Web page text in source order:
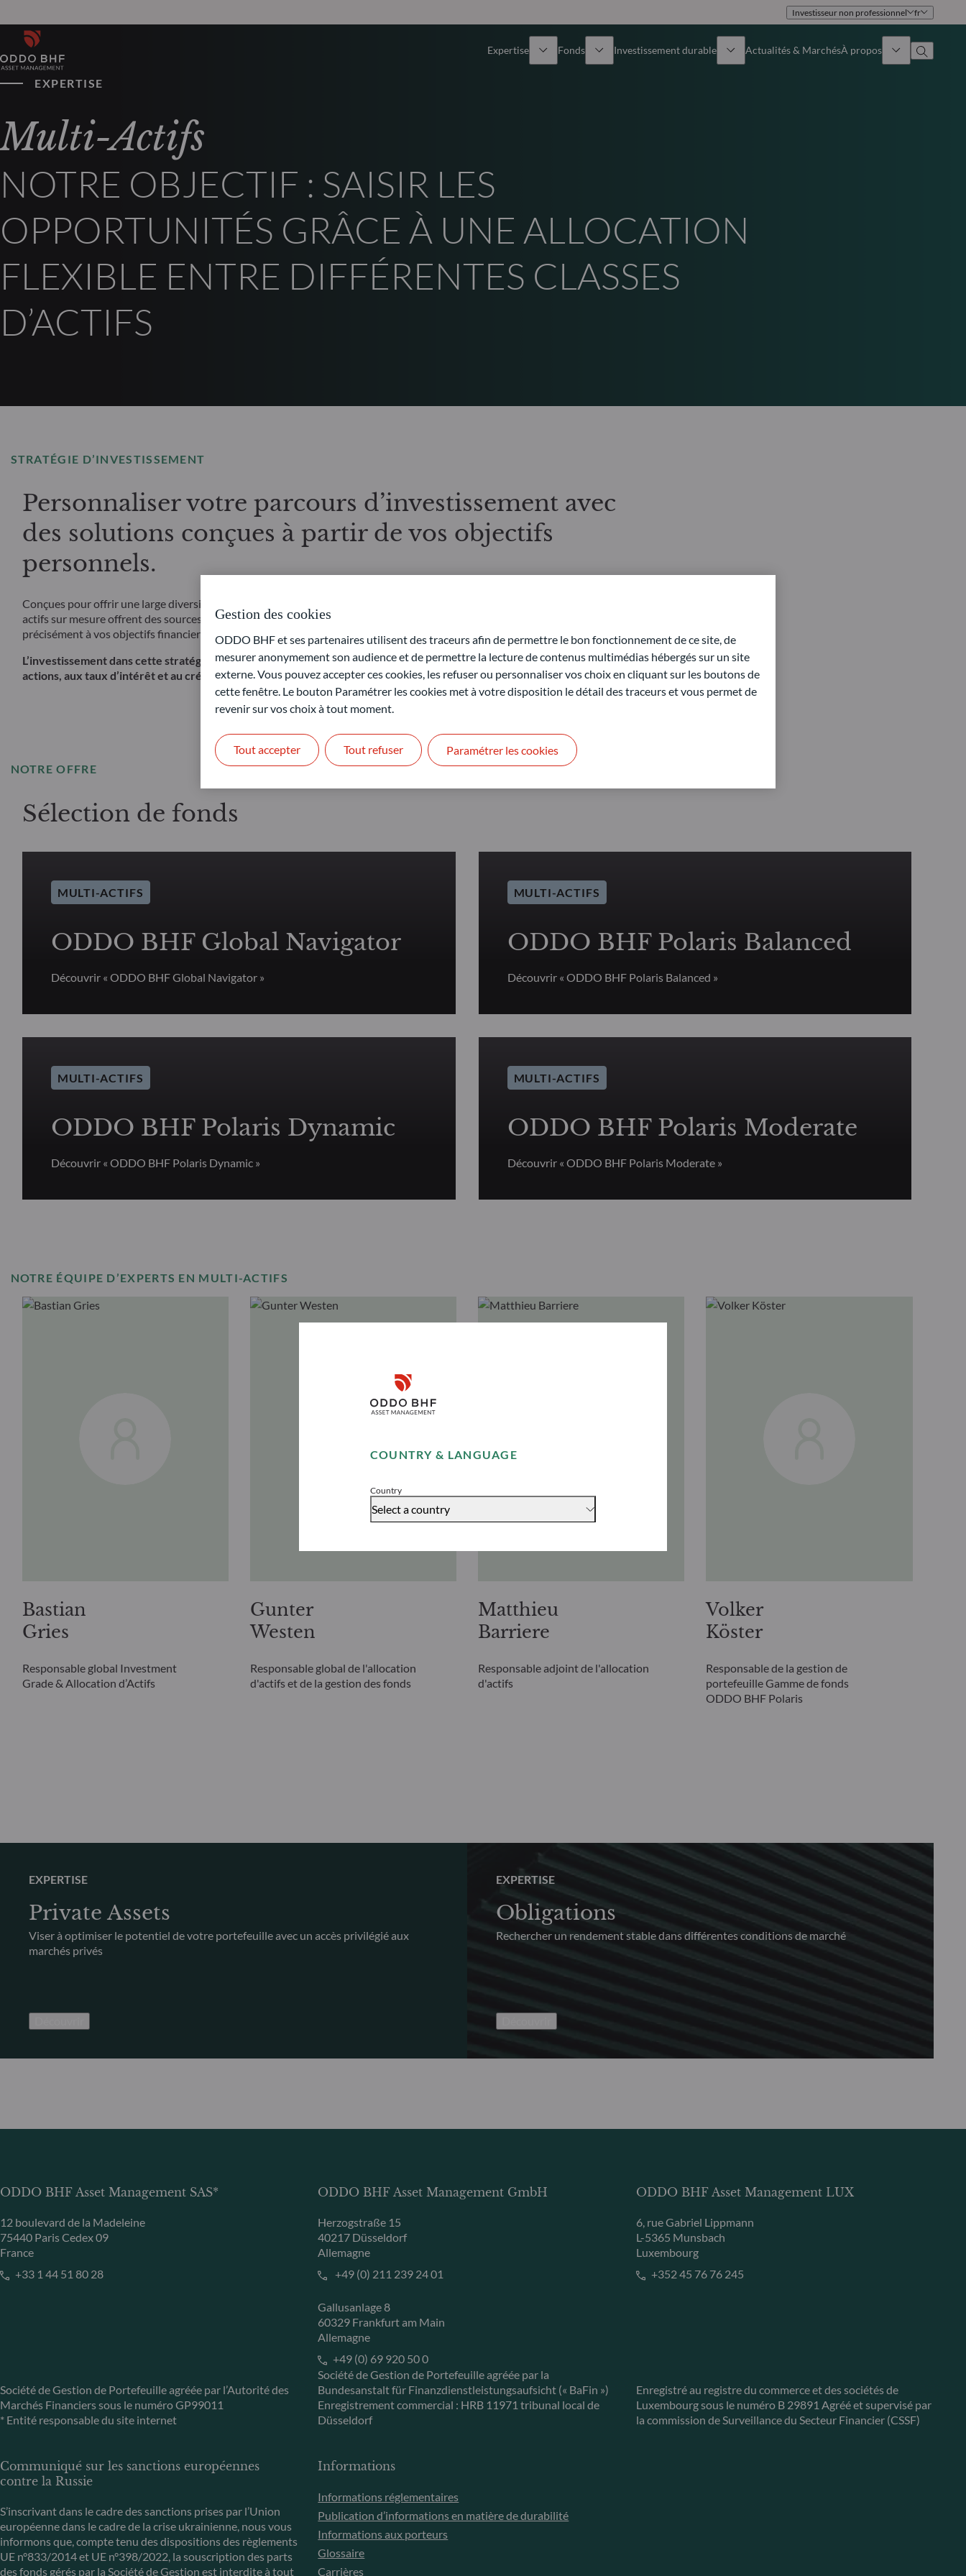
COUNTRY & LANGUAGE
Country
Select a country
Disclaimer
Accept
Investisseur non professionnel fr
Expertise
Obligations
Multi-Actifs
ETF actifs
Fonds Investissement durable Actualités & MarchésÀ propos
EXPERTISE
Multi-Actifs
NOTRE OBJECTIF : SAISIR LES
OPPORTUNITÉS GRÂCE À UNE ALLOCATION
FLEXIBLE ENTRE DIFFÉRENTES CLASSES
D’ACTIFS
STRATÉGIE D’INVESTISSEMENT
Personnaliser votre parcours d’investissement avec
des solutions conçues à partir de vos objectifs
personnels.
Conçues pour offrir une large diversification, une allocation flexible et un accès à plusieurs classes d’actifs, nos solutions multi-
actifs sur mesure offrent des sources de rendement potentiel variées, évoluent en fonction des marchés et s’adaptent
précisément à vos objectifs financiers personnels.
L’investissement dans cette stratégie présente notamment un risque de perte en capital ainsi que des risques liés aux
actions, aux taux d’intérêt et au crédit. Il ne s’agit pas d’une recommandation d’investissement.
NOTRE OFFRE
Sélection de fonds
MULTI-ACTIFS
ODDO BHF Global Navigator
Découvrir « ODDO BHF Global Navigator »
MULTI-ACTIFS
ODDO BHF Polaris Balanced
Découvrir « ODDO BHF Polaris Balanced »
MULTI-ACTIFS
ODDO BHF Polaris Dynamic
Découvrir « ODDO BHF Polaris Dynamic »
MULTI-ACTIFS
ODDO BHF Polaris Moderate
Découvrir « ODDO BHF Polaris Moderate »
NOTRE ÉQUIPE D’EXPERTS EN MULTI-ACTIFS
Bastian
Gries
Responsable global Investment
Grade & Allocation d’Actifs
Gunter
Westen
Responsable global de l'allocation
d'actifs et de la gestion des fonds
Matthieu
Barriere
Responsable adjoint de l'allocation
d'actifs
Volker
Köster
Responsable de la gestion de
portefeuille Gamme de fonds
ODDO BHF Polaris
EXPERTISE
Private Assets
Viser à optimiser le potentiel de votre portefeuille avec un accès privilégié aux
marchés privés
EXPERTISE
Obligations
Rechercher un rendement stable dans différentes conditions de marché
ODDO BHF Asset Management SAS*
12 boulevard de la Madeleine
75440 Paris Cedex 09
France
+33 1 44 51 80 28
Société de Gestion de Portefeuille agréée par l’Autorité des
Marchés Financiers sous le numéro GP99011
* Entité responsable du site internet
ODDO BHF Asset Management GmbH
Herzogstraße 15
40217 Düsseldorf
Allemagne
+49 (0) 211 239 24 01
Gallusanlage 8
60329 Frankfurt am Main
Allemagne
+49 (0) 69 920 50 0
Société de Gestion de Portefeuille agréée par la
Bundesanstalt für Finanzdienstleistungsaufsicht (« BaFin »)
Enregistrement commercial : HRB 11971 tribunal local de
Düsseldorf
ODDO BHF Asset Management LUX
6, rue Gabriel Lippmann
L-5365 Munsbach
Luxembourg
+352 45 76 76 245
Enregistré au registre du commerce et des sociétés de
Luxembourg sous le numéro B 29891 Agréé et supervisé par
la commission de Surveillance du Secteur Financier (CSSF)
Communiqué sur les sanctions européennes
contre la Russie
S’inscrivant dans le cadre des sanctions prises par l’Union
européenne dans le cadre de la crise ukrainienne, nous vous
informons que, compte tenu des dispositions des règlements
UE n°833/2014 et UE n°398/2022, la souscription des parts
des fonds gérés par la Société de Gestion est interdite à tout
Informations
Informations réglementaires
Publication d’informations en matière de durabilité
Informations aux porteurs
Glossaire
Carrières
Gestion des cookies
ODDO BHF et ses partenaires utilisent des traceurs afin de permettre le bon fonctionnement de ce site, de
mesurer anonymement son audience et de permettre la lecture de contenus multimédias hébergés sur un site
externe. Vous pouvez accepter ces cookies, les refuser ou personnaliser vos choix en cliquant sur les boutons de
cette fenêtre. Le bouton Paramétrer les cookies met à votre disposition le détail des traceurs et vous permet de
revenir sur vos choix à tout moment.
Tout refuser
Tout accepter Paramétrer les cookies